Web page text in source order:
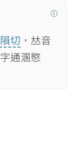
切 ，𠀤音
通溷愍